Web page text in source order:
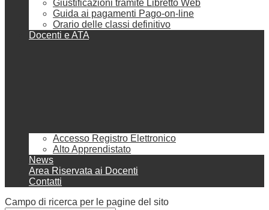
Giustificazioni tramite Libretto Web
Guida ai pagamenti Pago-on-line
Orario delle classi definitivo
Docenti e ATA
Accesso Registro Elettronico
Alto Apprendistato
News
Area Riservata ai Docenti
Contatti
Campo di ricerca per le pagine del sito